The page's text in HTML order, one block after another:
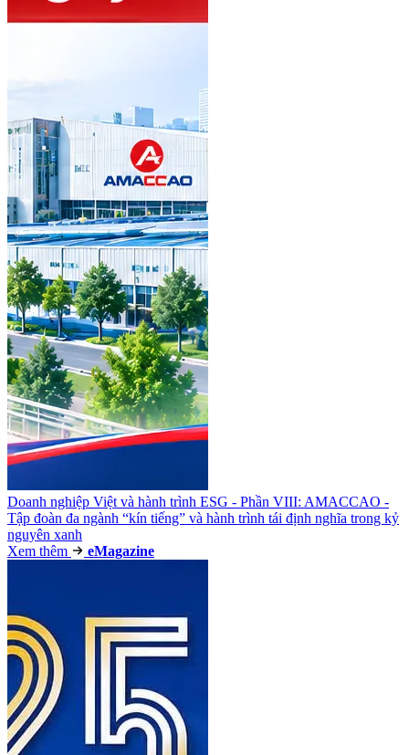
Doanh nghiệp Việt và hành trình ESG - Phần VIII: AMACCAO -
Tập đoàn đa ngành “kín tiếng” và hành trình tái định nghĩa trong kỷ
nguyên xanh
Xem thêm
eMagazine